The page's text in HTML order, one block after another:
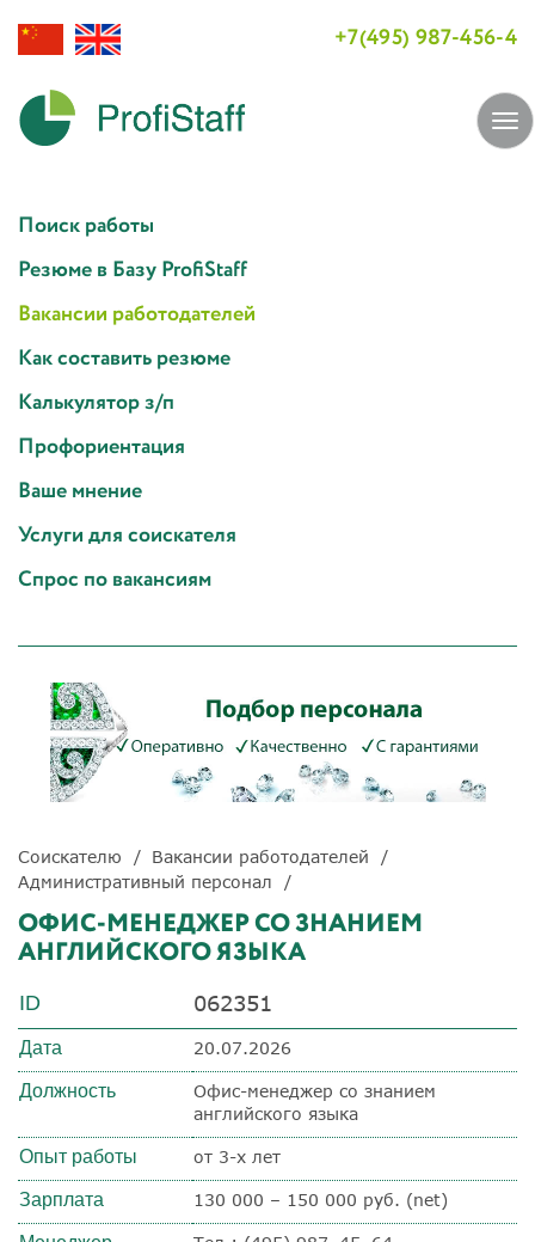
+7(495) 987-456-4
Поиск работы
Резюме в Базу ProfiStaff
Вакансии работодателей
Как составить резюме
Калькулятор з/п
Профориентация
Ваше мнение
Услуги для соискателя
Спрос по вакансиям
Соискателю
Вакансии работодателей
Административный персонал
ОФИС-МЕНЕДЖЕР СО ЗНАНИЕМ
АНГЛИЙСКОГО ЯЗЫКА
ID 062351
Дата 20.07.2026
Должность
Офис-менеджер со знанием
английского языка
Опыт работы от 3-х лет
Зарплата 130 000 – 150 000 руб. (net)